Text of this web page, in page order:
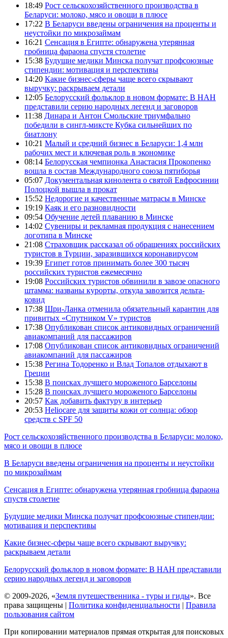
18:49 Рост сельскохозяйственного производства в
Беларуси: молоко, мясо и овощи в плюсе
17:22 В Беларуси введены ограничения на проценты и
неустойки по микрозаймам
16:21 Сенсация в Египте: обнаружена утерянная
гробница фараона спустя столетие
15:38 Будущие медики Минска получат профсоюзные
стипендии: мотивация и перспективы
14:20 Какие бизнес-сферы чаще всего скрывают
выручку: раскрываем детали
12:05 Белорусский фольклор в новом формате: В НАН
представили серию народных легенд и заговоров
11:38 Динара и Антон Смольские триумфально
победили в сингл-миксте Кубка сильнейших по
биатлону
10:21 Малый и средний бизнес в Беларуси: 1,4 млн
рабочих мест и ключевая роль в экономике
08:14 Белорусская чемпионка Анастасия Прокопенко
вошла в состав Международного союза пятиборья
05:07 Документальная кинолента о святой Евфросинии
Полоцкой вышла в прокат
15:52 Недорогие и качественные матрасы в Минске
19:19 Каяк и его разновидности
09:54 Обучение детей плаванию в Минске
14:02 Сувениры и рекламная продукция с нанесением
логотипа в Минске
21:08 Страховщик рассказал об обращениях российских
туристов в Турции, заразившихся коронавирусом
19:39 Египет готов принимать более 300 тысяч
российских туристов ежемесячно
19:08 Российских туристов обвинили в завозе опасного
штамма: названы курорты, откуда завозится дельта-
ковид
17:38 Шри-Ланка отменила обязательный карантин для
привитых «Спутником V» туристов
17:38 Опубликован список антиковидных ограничений
авиакомпаний для пассажиров
17:08 Опубликован список антиковидных ограничений
авиакомпаний для пассажиров
15:38 Регина Тодоренко и Влад Топалов отдыхают в
Греции
15:38 В поисках лучшего мороженого Барселоны
15:28 В поисках лучшего мороженого Барселоны
20:57 Как добавить фактуру в интерьер
20:53 Heliocare для защиты кожи от солнца: обзор
средств с SPF 50
Рост сельскохозяйственного производства в Беларуси: молоко,
мясо и овощи в плюсе
В Беларуси введены ограничения на проценты и неустойки
по микрозаймам
Сенсация в Египте: обнаружена утерянная гробница фараона
спустя столетие
Будущие медики Минска получат профсоюзные стипендии:
мотивация и перспективы
Какие бизнес-сферы чаще всего скрывают выручку:
раскрываем детали
Белорусский фольклор в новом формате: В НАН представили
серию народных легенд и заговоров
© 2009-2026, «Земля путешественника - туры и гиды». Все
права защищены | Политика конфиденциальности | Правила
пользования сайтом
При копировании материалов прямая открытая для поисковых